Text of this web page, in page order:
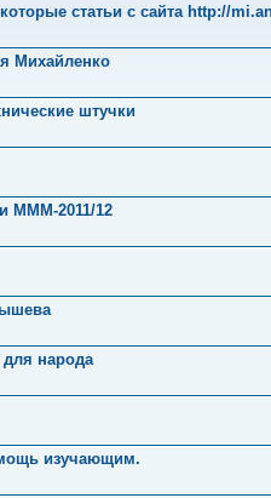
статьи с сайта http://
Михайленко
штучки
MMM-2011/12
народа
изучающим.